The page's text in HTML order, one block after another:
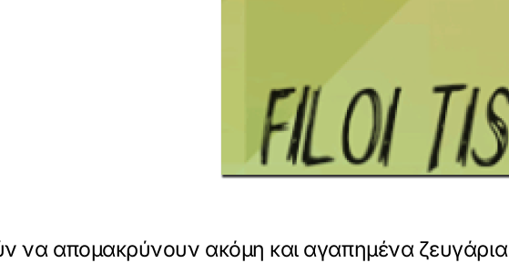
να απομακρύνουν ακόμη και αγαπημένα ζευγάρια